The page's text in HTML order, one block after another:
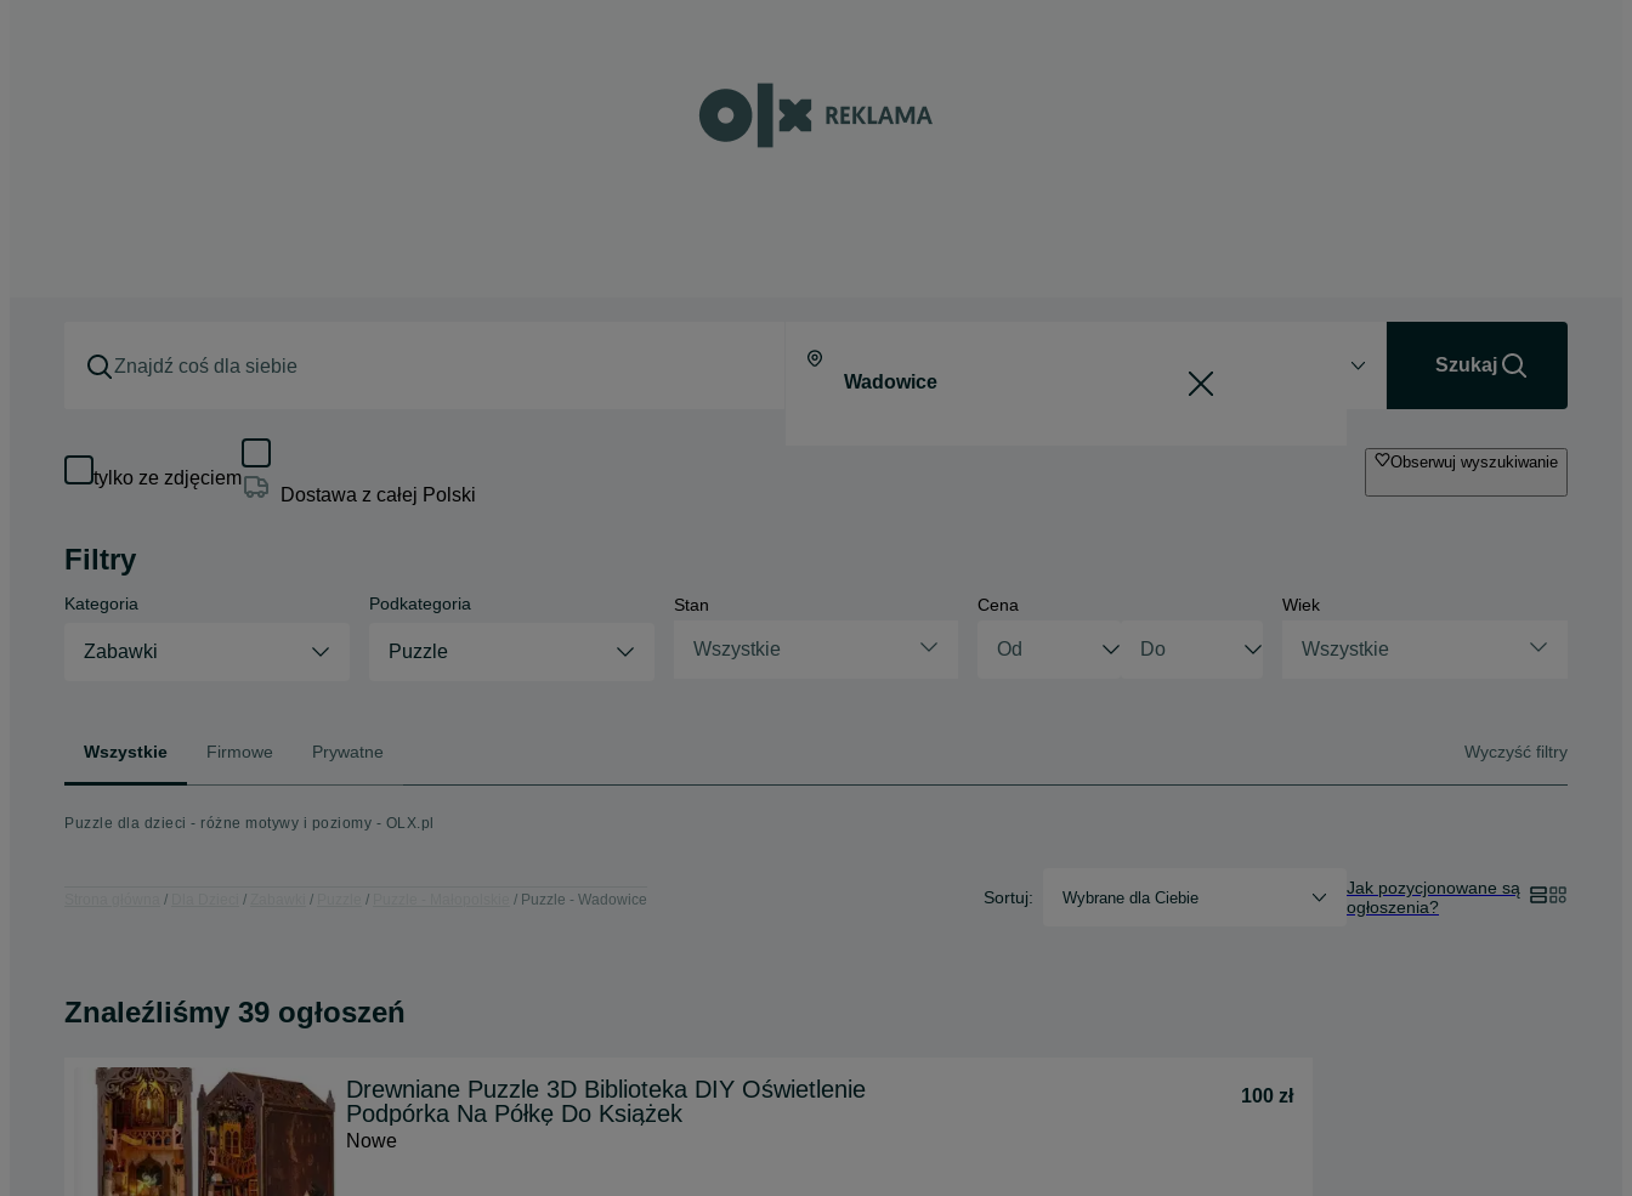
Szukaj
tylko ze zdjęciem
Dostawa z całej Polski
Obserwuj wyszukiwanie
Filtry
Kategoria
Zabawki
Podkategoria
Puzzle
Stan
Wszystkie
Cena Wiek
Wszystkie
Wszystkie Firmowe Prywatne Wyczyść filtry
Puzzle dla dzieci - różne motywy i poziomy - OLX.pl
Puzzle - Wadowice Sortuj: Wybrane dla Ciebie
Jak pozycjonowane są
ogłoszenia?
Znaleźliśmy 39 ogłoszeń
Drewniane Puzzle 3D Biblioteka DIY Oświetlenie
Podpórka Na Półkę Do Książek
100 zł
Nowe